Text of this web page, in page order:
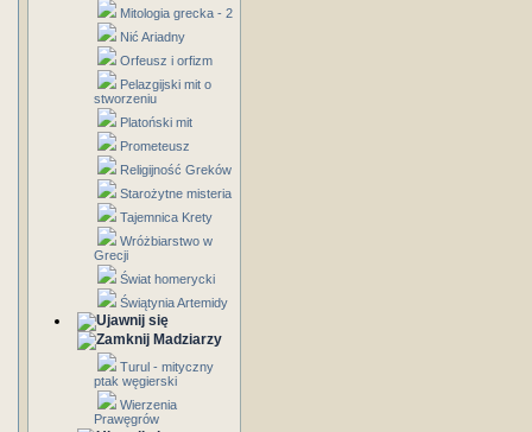
Mitologia grecka - 2
Nić Ariadny
Orfeusz i orfizm
Pelazgijski mit o
stworzeniu
Platoński mit
Prometeusz
Religijność Greków
Starożytne misteria
Tajemnica Krety
Wróżbiarstwo w
Grecji
Świat homerycki
Świątynia Artemidy
Madziarzy
Turul - mityczny
ptak węgierski
Wierzenia
Prawęgrów